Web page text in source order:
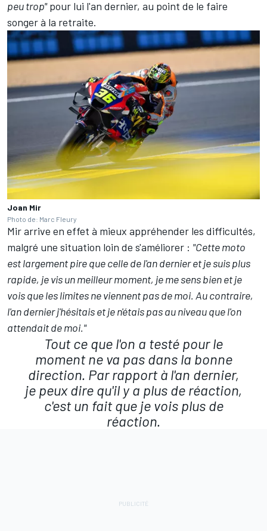
peu trop"pour lui l'an dernier, au point de le faire
songer à la retraite.
Joan Mir
Photo de: Marc Fleury
Mir arrive en effet à mieux appréhender les difficultés,
malgré une situation loin de s'améliorer : "Cette moto
est largement pire que celle de l'an dernier et je suis plus
rapide, je vis un meilleur moment, je me sens bien et je
vois que les limites ne viennent pas de moi. Au contraire,
l'an dernier j'hésitais et je n'étais pas au niveau que l'on
attendait de moi."
Tout ce que l'on a testé pour le
moment ne va pas dans la bonne
direction. Par rapport à l'an dernier,
je peux dire qu'il y a plus de réaction,
c'est un fait que je vois plus de
réaction.